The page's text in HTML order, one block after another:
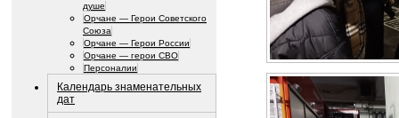
душе
Орчане — Герои Советского
Союза
Орчане — Герои России
Орчане — герои СВО
Персоналии
Календарь знаменательных
дат